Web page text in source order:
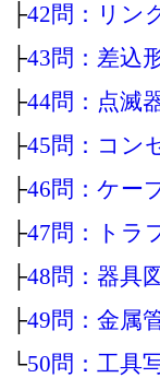
├42問：リン
├43問：差込
├44問：点滅
├45問：コン
├46問：ケー
├47問：トラ
├48問：器具
├49問：金属
└50問：工具